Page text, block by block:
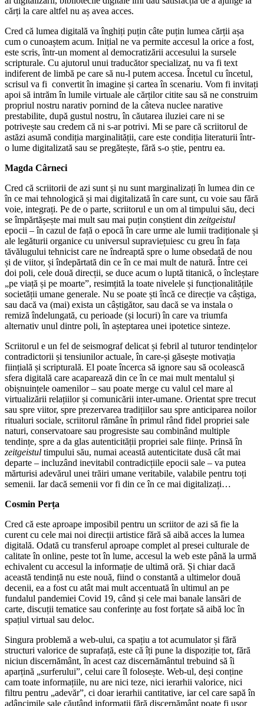
cărți la care altfel nu aș avea acces.
Cred că lumea digitală va înghiți puțin câte puțin lumea cărții așa
cum o cunoaștem acum. Inițial ne va permite accesul la orice a fost,
este scris, într-un moment al democratizării accesului la sursele
scripturale. Cu ajutorul unui traducător specializat, nu va fi text
indiferent de limbă pe care să nu-l putem accesa. Încetul cu încetul,
scrisul va fi convertit în imagine și cartea în scenariu. Vom fi invitați
apoi să intrăm în lumile virtuale ale cărților citite sau să ne construim
propriul nostru narativ pornind de la câteva nuclee narative
prestabilite, după gustul nostru, în căutarea iluziei care ni se
potrivește sau credem că ni s-ar potrivi. Mi se pare că scriitorul de
astăzi asumă condiția marginalității, care este condiția literaturii într-
o lume digitalizată sau se pregătește, fără s-o știe, pentru ea.
Magda Cârneci
Cred că scriitorii de azi sunt și nu sunt marginalizați în lumea din ce
în ce mai tehnologică și mai digitalizată în care sunt, cu voie sau fără
voie, integrați. Pe de o parte, scriitorul e un om al timpului său, deci
se împărtășește mai mult sau mai puțin conștient din zeitgeistul
epocii – în cazul de față o epocă în care urme ale lumii tradiționale și
ale legăturii organice cu universul supraviețuiesc cu greu în fața
tăvălugului tehnicist care ne îndreaptă spre o lume obsedată de nou
și de viitor, și îndepărtată din ce în ce mai mult de natură. Între cei
doi poli, cele două direcții, se duce acum o luptă titanică, o încleștare
„pe viață și pe moarte”, resimțită la toate nivelele și funcționalitățile
societății umane generale. Nu se poate ști încă ce direcție va câștiga,
sau dacă va (mai) exista un câștigător, sau dacă se va instala o
remiză îndelungată, cu perioade (și locuri) în care va triumfa
alternativ unul dintre poli, în așteptarea unei ipotetice sinteze.
Scriitorul e un fel de seismograf delicat și febril al tuturor tendințelor
contradictorii și tensiunilor actuale, în care-și găsește motivația
ființială și scripturală. El poate încerca să ignore sau să ocolească
sfera digitală care acaparează din ce în ce mai mult mentalul și
obișnuințele oamenilor – sau poate merge cu valul cel mare al
virtualizării relațiilor și comunicării inter-umane. Orientat spre trecut
sau spre viitor, spre prezervarea tradițiilor sau spre anticiparea noilor
ritualuri sociale, scriitorul rămâne în primul rând fidel propriei sale
naturi, conservatoare sau progresiste sau combinând multiple
tendințe, spre a da glas autenticității propriei sale ființe. Prinsă în
zeitgeistul timpului său, numai această autenticitate dusă cât mai
departe – incluzând inevitabil contradicțiile epocii sale – va putea
mărturisi adevărul unei trăiri umane veritabile, valabile pentru toți
semenii. Iar dacă semenii vor fi din ce în ce mai digitalizați…
Cosmin Perța
Cred că este aproape imposibil pentru un scriitor de azi să fie la
curent cu cele mai noi direcții artistice fără să aibă acces la lumea
digitală. Odată cu transferul aproape complet al presei culturale de
calitate în online, peste tot în lume, accesul la web este până la urmă
echivalent cu accesul la informație de ultimă oră. Și chiar dacă
această tendință nu este nouă, fiind o constantă a ultimelor două
decenii, ea a fost cu atât mai mult accentuată în ultimul an pe
fundalul pandemiei Covid 19, când și cele mai banale lansări de
carte, discuții tematice sau conferințe au fost forțate să aibă loc în
spațiul virtual sau deloc.
Singura problemă a web-ului, ca spațiu a tot acumulator și fără
structuri valorice de suprafață, este că îți pune la dispoziție tot, fără
niciun discernământ, în acest caz discernământul trebuind să îi
aparțină „surferului”, celui care îl folosește. Web-ul, deși conține
cam toate informațiile, nu are nici teze, nici ierarhii valorice, nici
filtru pentru „adevăr”, ci doar ierarhii cantitative, iar cel care sapă în
adâncimile sale căutând informații fără discernământ poate fi ușor